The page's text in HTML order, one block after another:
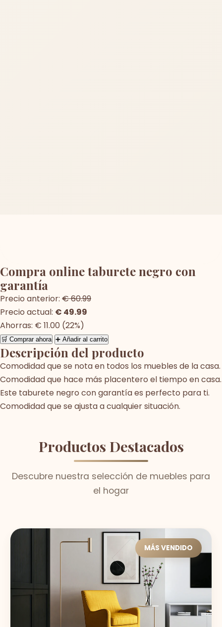
Compra online taburete negro con
garantía
Precio anterior: € 60.99
Precio actual: € 49.99
Ahorras: € 11.00 (22%)
🛒 Comprar ahora ➕ Añadir al carrito
Descripción del producto
Comodidad que se nota en todos los muebles de la casa.
Comodidad que hace más placentero el tiempo en casa.
Este taburete negro con garantía es perfecto para ti.
Comodidad que se ajusta a cualquier situación.
Productos Destacados
Descubre nuestra selección de muebles para
el hogar
MÁS VENDIDO